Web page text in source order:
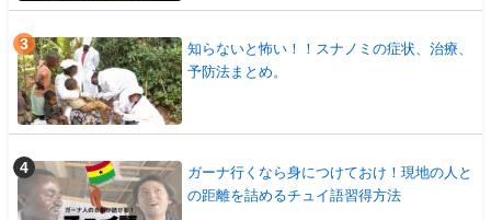
知らないと怖い！！スナノミの症状、治療、
予防法まとめ。
ガーナ行くなら身につけておけ！現地の人と
の距離を詰めるチュイ語習得方法